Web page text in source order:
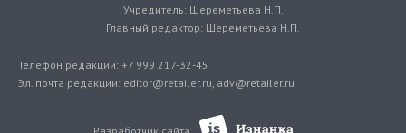
Учредитель: Шереметьева Н.П.
Главный редактор: Шереметьева Н.П.
Телефон редакции: +7 999 217-32-45
Эл. почта редакции: editor@retailer.ru, adv@retailer.ru